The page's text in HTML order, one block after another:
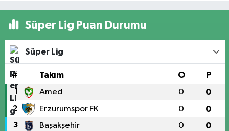
Süper Lig Puan Durumu
Süper Lig
# Takım O P
1 Amed 0 0
2 Erzurumspor FK 0 0
3 Başakşehir 0 0